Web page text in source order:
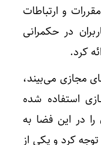
و ارتباطات
در حکمرانی
کرد.
مجازی می‌بیند،
استفاده شده
را در این فضا به
توجه کرد و یکی از